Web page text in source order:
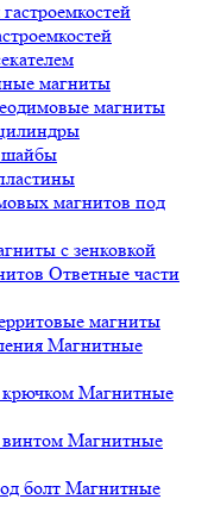
магниты
магниты
шайбы
магнитов под
с зенковкой
Ответные части
магниты
Магнитные
Магнитные
Магнитные
Магнитные